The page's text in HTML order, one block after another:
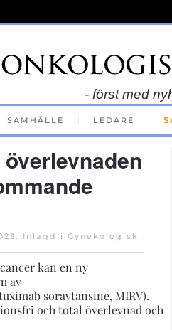
- först med
SAMHÄLLE LEDARE
. Inlagd i Gynekologisk
kan en ny
av
soravtansine, MIRV).
och total överlevnad och